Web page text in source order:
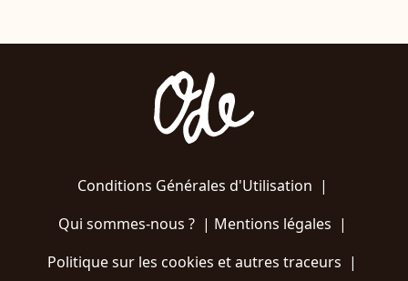
Conditions Générales d'Utilisation |
Qui sommes-nous ?| Mentions légales |
Politique sur les cookies et autres traceurs |